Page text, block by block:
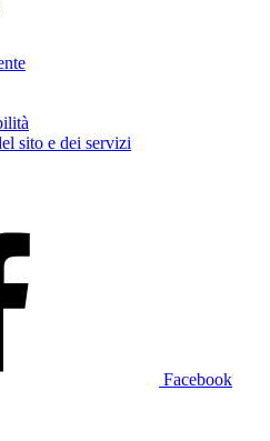
sito e dei servizi
Facebook